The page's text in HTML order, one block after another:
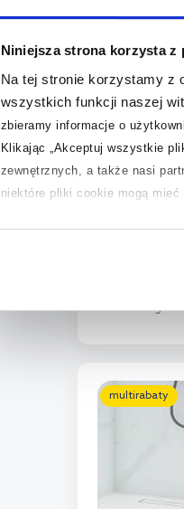
Niniejsza strona korzysta z
Na tej stronie korzystamy z
wszystkich funkcji naszej
zbieramy informacje o
Klikając „Akceptuj wszystkie
zewnętrznych, a także nasi
niektóre pliki cookie mogą mieć
na temat plików cookie i tego,
Viega
prysznicowy
Cena
multirabaty